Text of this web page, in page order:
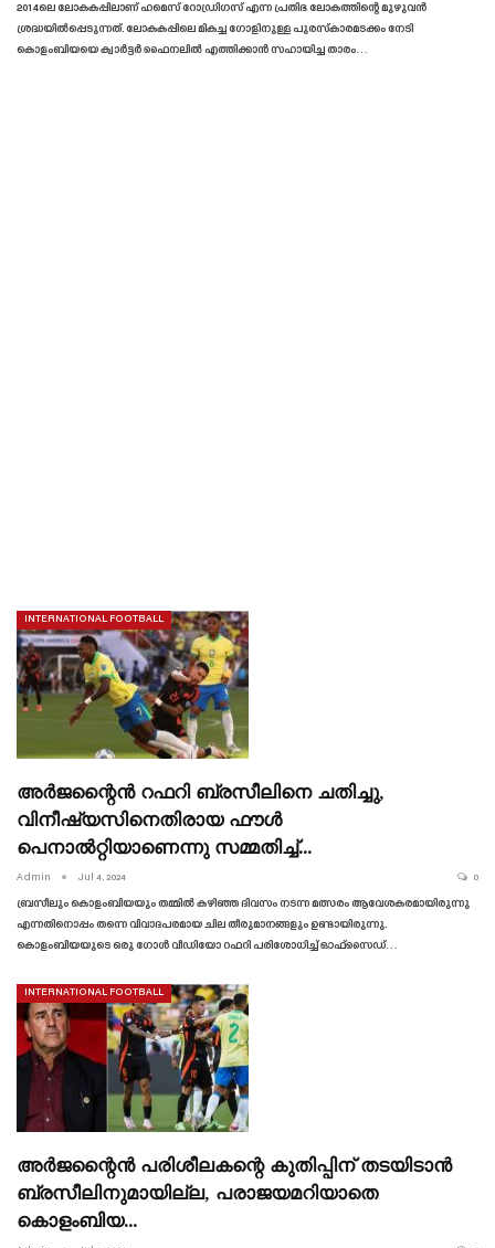
2014ലെ ലോകകപ്പിലാണ് ഹമെസ് റോഡ്രിഗസ് എന്ന പ്രതിഭ ലോകത്തിന്റെ മുഴുവൻ
ശ്രദ്ധയിൽപ്പെടുന്നത്. ലോകകപ്പിലെ മികച്ച ഗോളിനുള്ള പുരസ്‌കാരമടക്കം നേടി
കൊളംബിയയെ ക്വാർട്ടർ ഫൈനലിൽ എത്തിക്കാൻ സഹായിച്ച താരം…
INTERNATIONAL FOOTBALL
അർജന്റൈൻ റഫറി ബ്രസീലിനെ ചതിച്ചു,
വിനീഷ്യസിനെതിരായ ഫൗൾ
പെനാൽറ്റിയാണെന്നു സമ്മതിച്ച്…
Admin Jul 4, 2024 0
ബ്രസീലും കൊളംബിയയും തമ്മിൽ കഴിഞ്ഞ ദിവസം നടന്ന മത്സരം ആവേശകരമായിരുന്നു
എന്നതിനൊപ്പം തന്നെ വിവാദപരമായ ചില തീരുമാനങ്ങളും ഉണ്ടായിരുന്നു.
കൊളംബിയയുടെ ഒരു ഗോൾ വീഡിയോ റഫറി പരിശോധിച്ച് ഓഫ്‌സൈഡ്…
INTERNATIONAL FOOTBALL
അർജന്റൈൻ പരിശീലകന്റെ കുതിപ്പിന് തടയിടാൻ
ബ്രസീലിനുമായില്ല, പരാജയമറിയാതെ
കൊളംബിയ…